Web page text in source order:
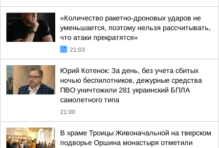
«Количество ракетно-дроновых ударов не
уменьшается, поэтому нельзя рассчитывать,
что атаки прекратятся»
21:03
Юрий Котенок: За день, без учета сбитых
ночью беспилотников, дежурные средства
ПВО уничтожили 281 украинский БПЛА
самолетного типа
21:00
В храме Троицы Живоначальной на тверском
подворье Оршина монастыря отметили